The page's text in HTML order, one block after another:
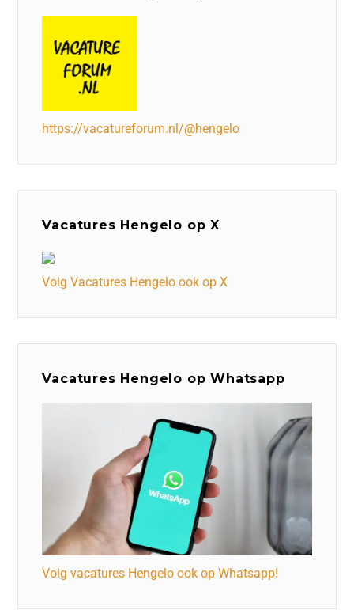
https://vacatureforum.nl/@hengelo
Vacatures Hengelo op X
Volg Vacatures Hengelo ook op X
Vacatures Hengelo op Whatsapp
Volg vacatures Hengelo ook op Whatsapp!